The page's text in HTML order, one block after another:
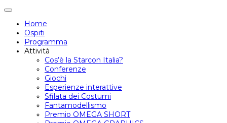
Attiva/disattiva
navigazione
Home
Ospiti
Programma
Attività
Cos’è la Starcon Italia?
Conferenze
Giochi
Esperienze interattive
Sfilata dei Costumi
Fantamodellismo
Premio OMEGA SHORT